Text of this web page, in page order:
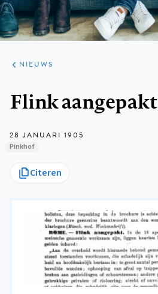
ARTIKELEN
HET
KORT
NIEUWS
Flink aangepakt
28 JANUARI 1905
Pinkhof
Citeren